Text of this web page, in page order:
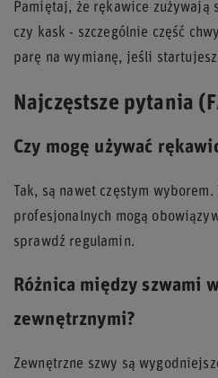
Pamiętaj, że rękawice zużywają
czy kask - szczególnie część
parę na wymianę, jeśli
Najczęstsze pytania
Czy mogę używać
Tak, są nawet częstym wyborem.
profesjonalnych mogą
sprawdź regulamin.
Różnica między szwami
zewnętrznymi?
Zewnętrzne szwy są